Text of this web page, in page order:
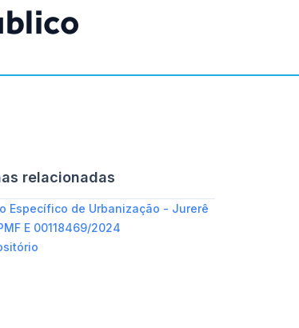
relacionadas
Específico de Urbanização - Jurerê
E 00118469/2024